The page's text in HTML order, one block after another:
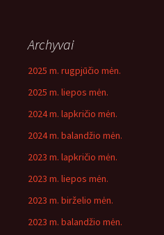
Archyvai
2025 m. rugpjūčio mėn.
2025 m. liepos mėn.
2024 m. lapkričio mėn.
2024 m. balandžio mėn.
2023 m. lapkričio mėn.
2023 m. liepos mėn.
2023 m. birželio mėn.
2023 m. balandžio mėn.